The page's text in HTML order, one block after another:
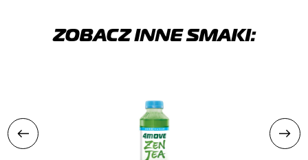
ZOBACZ INNE SMAKI: